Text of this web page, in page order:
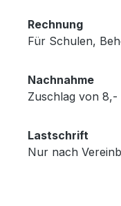
Rechnung
Für Schulen,
Nachnahme
Zuschlag von 8,-
Lastschrift
Nur nach